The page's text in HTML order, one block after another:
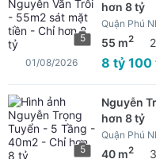
5
hơn 8 tỷ
Quận Phú
55 m2
8 tỷ 100
01/08/2026
5
Nguyễn
hơn 8 tỷ
Quận Phú
40 m2